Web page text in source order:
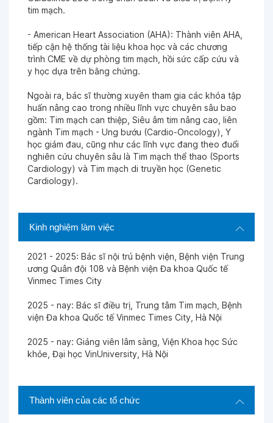
tim mạch.
- American Heart Association (AHA): Thành viên AHA,
tiếp cận hệ thống tài liệu khoa học và các chương
trình CME về dự phòng tim mạch, hồi sức cấp cứu và
y học dựa trên bằng chứng.
Ngoài ra, bác sĩ thường xuyên tham gia các khóa tập
huấn nâng cao trong nhiều lĩnh vực chuyên sâu bao
gồm: Tim mạch can thiệp, Siêu âm tim nâng cao, liên
ngành Tim mạch - Ung bướu (Cardio-Oncology), Y
học giảm đau, cũng như các lĩnh vực đang theo đuổi
nghiên cứu chuyên sâu là Tim mạch thể thao (Sports
Cardiology) và Tim mạch di truyền học (Genetic
Cardiology).
Kinh nghiệm làm việc
2021 - 2025: Bác sĩ nội trú bệnh viện, Bệnh viện Trung
ương Quân đội 108 và Bệnh viện Đa khoa Quốc tế
Vinmec Times City
2025 - nay: Bác sĩ điều trị, Trung tâm Tim mạch, Bệnh
viện Đa khoa Quốc tế Vinmec Times City, Hà Nội
2025 - nay: Giảng viên lâm sàng, Viện Khoa học Sức
khỏe, Đại học VinUniversity, Hà Nội
Thành viên của các tổ chức